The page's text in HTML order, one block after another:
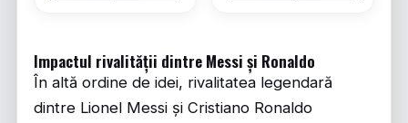
Impactul rivalității dintre Messi și Ronaldo
În altă ordine de idei, rivalitatea legendară
dintre Lionel Messi și Cristiano Ronaldo